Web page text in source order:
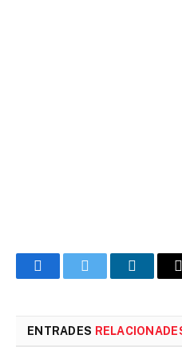
FacebookTwitter
ENTRADES